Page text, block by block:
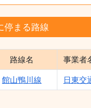
停まる路線
路線名 事業者
館山鴨川線 日東交